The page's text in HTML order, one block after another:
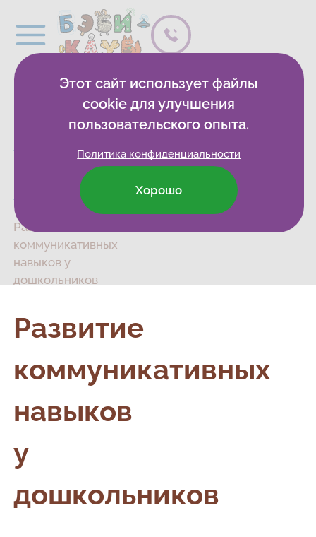
Развитие
коммуникативных
навыков у
дошкольников
Развитие
коммуникативных
навыков
у
дошкольников
Этот сайт использует файлы
cookie для улучшения
пользовательского опыта.
Политика конфиденциальности
Хорошо